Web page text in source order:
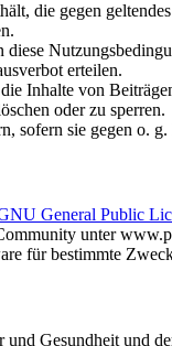
die gegen
erteilen.
Inhalte von
oder zu sperren.
sofern sie gegen o.
General Public
unter
für bestimmte
Gesundheit und